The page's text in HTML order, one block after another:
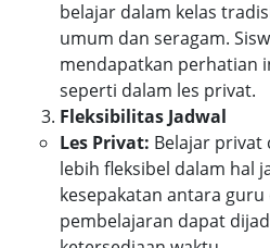
belajar dalam kelas
umum dan seragam.
mendapatkan perhatian
seperti dalam les privat.
Fleksibilitas Jadwal
Les Privat: Belajar privat
lebih fleksibel dalam hal
kesepakatan antara guru
pembelajaran dapat